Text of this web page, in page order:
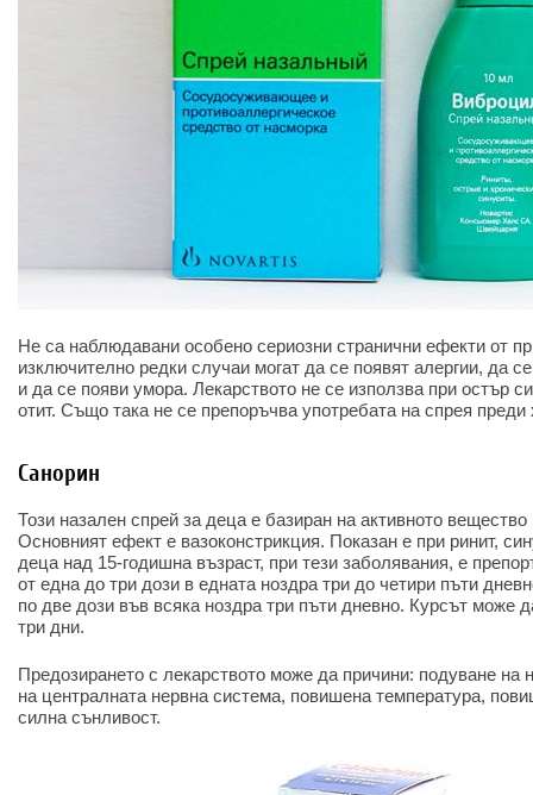
Не са наблюдавани особено сериозни странични ефекти от
изключително редки случаи могат да се появят алергии, да
и да се появи умора. Лекарството не се използва при остър
отит. Също така не се препоръчва употребата на спрея преди
Санорин
Този назален спрей за деца е базиран на активното
Основният ефект е вазоконстрикция. Показан е при ринит,
деца над 15-годишна възраст, при тези заболявания, е
от една до три дози в едната ноздра три до четири пъти
по две дози във всяка ноздра три пъти дневно. Курсът може
три дни.
Предозирането с лекарството може да причини: подуване на
на централната нервна система, повишена температура,
силна сънливост.